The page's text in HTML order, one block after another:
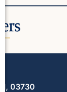
03730